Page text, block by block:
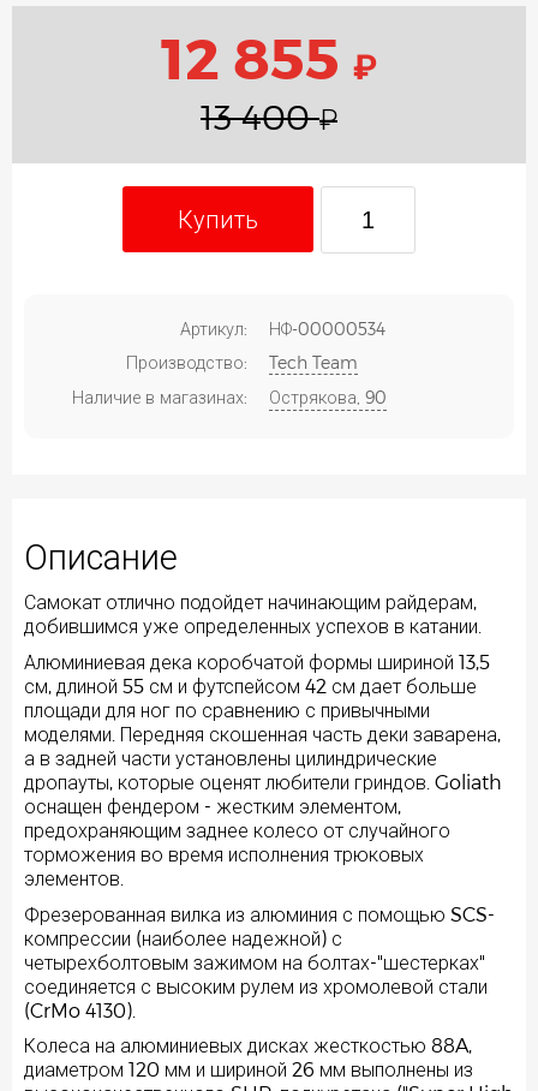
12 855 ₽
13 400₽
Купить
Артикул:
НФ-00000534
Производство:
Tech Team
Наличие в магазинах:
Острякова, 90
Описание
Самокат отлично подойдет начинающим райдерам,
добившимся уже определенных успехов в катании.
Алюминиевая дека коробчатой формы шириной 13,5
см, длиной 55 см и футспейсом 42 см дает больше
площади для ног по сравнению с привычными
моделями. Передняя скошенная часть деки заварена,
а в задней части установлены цилиндрические
дропауты, которые оценят любители гриндов. Goliath
оснащен фендером - жестким элементом,
предохраняющим заднее колесо от случайного
торможения во время исполнения трюковых
элементов.
Фрезерованная вилка из алюминия с помощью SCS-
компрессии (наиболее надежной) с
четырехболтовым зажимом на болтах-"шестерках"
соединяется с высоким рулем из хромолевой стали
(CrMo 4130).
Колеса на алюминиевых дисках жесткостью 88A,
диаметром 120 мм и шириной 26 мм выполнены из